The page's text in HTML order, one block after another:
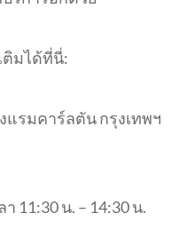
ติมได้ที่นี่:
แรมคาร์ลตัน กรุงเทพฯ
11:30 น. – 14:30 น.